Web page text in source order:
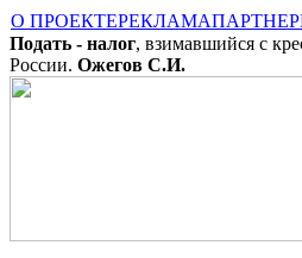
О ПРОЕКТЕРЕКЛАМА
Подать - налог, взимавшийся с
России. Ожегов С.И.